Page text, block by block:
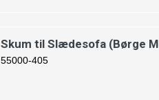
Skum til Slædesofa (Børge
55000-405